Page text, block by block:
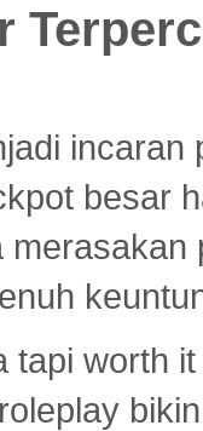
besar
tapi worth